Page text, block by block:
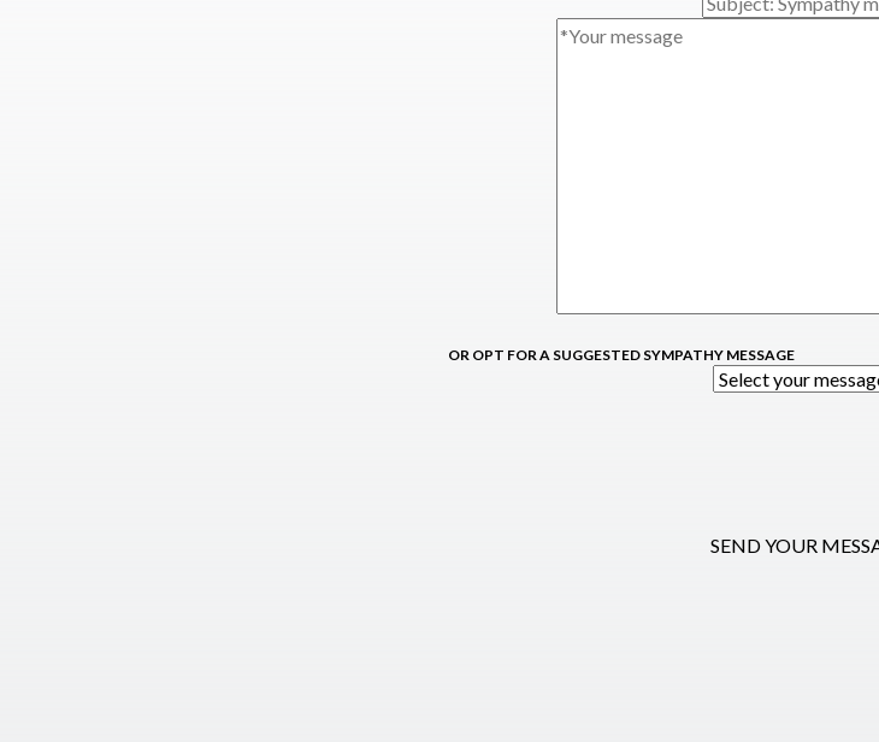
OR OPT FOR A SUGGESTED SYMPATHY MESSAGE
SEND YOUR